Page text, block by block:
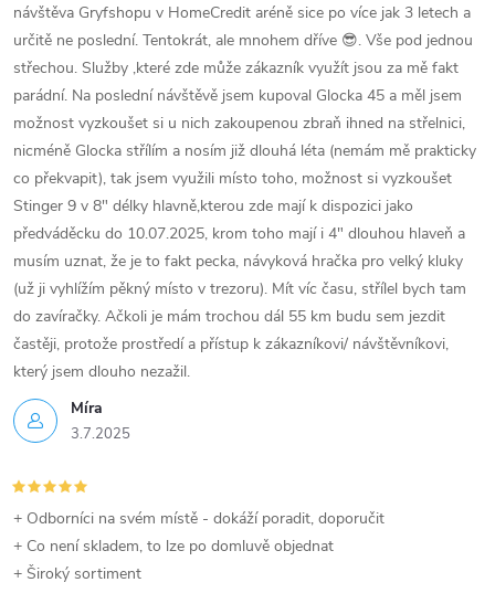
Míra
3.7.2025
návštěva Gryfshopu v HomeCredit aréně sice po více jak 3 letech a
určitě ne poslední. Tentokrát, ale mnohem dříve 😎. Vše pod jednou
střechou. Služby ,které zde může zákazník využít jsou za mě fakt
parádní. Na poslední návštěvě jsem kupoval Glocka 45 a měl jsem
možnost vyzkoušet si u nich zakoupenou zbraň ihned na střelnici,
nicméně Glocka střílím a nosím již dlouhá léta (nemám mě prakticky
co překvapit), tak jsem využili místo toho, možnost si vyzkoušet
Stinger 9 v 8" délky hlavně,kterou zde mají k dispozici jako
předváděcku do 10.07.2025, krom toho mají i 4" dlouhou hlaveň a
musím uznat, že je to fakt pecka, návyková hračka pro velký kluky
(už ji vyhlížím pěkný místo v trezoru). Mít víc času, střílel bych tam
do zavíračky. Ačkoli je mám trochou dál 55 km budu sem jezdit
častěji, protože prostředí a přístup k zákazníkovi/ návštěvníkovi,
který jsem dlouho nezažil.
+ Odborníci na svém místě - dokáží poradit, doporučit
+ Co není skladem, to lze po domluvě objednat
+ Široký sortiment